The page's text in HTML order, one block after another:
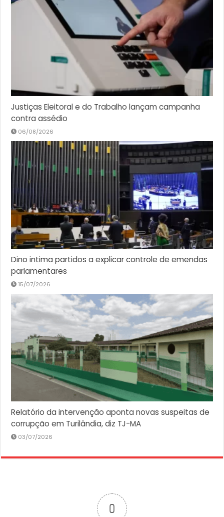
Justiças Eleitoral e do Trabalho lançam campanha
contra assédio
06/08/2026
Dino intima partidos a explicar controle de emendas
parlamentares
15/07/2026
Relatório da intervenção aponta novas suspeitas de
corrupção em Turilândia, diz TJ-MA
03/07/2026
0